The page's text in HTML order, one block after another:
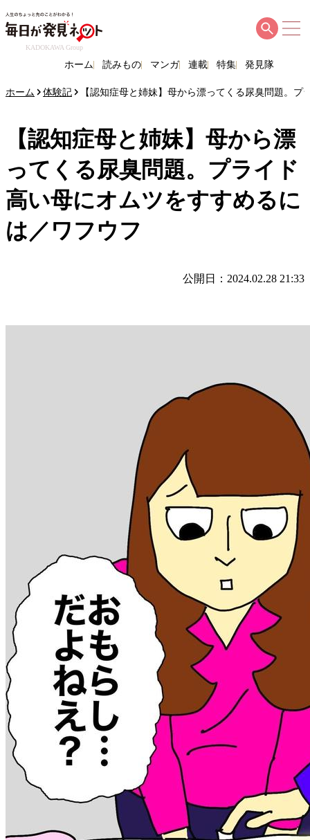
KADOKAWA Group
ホーム 読みもの マンガ 連載 特集 発見隊
ホーム 体験記 【認知症母と姉妹】母から漂ってくる尿臭問題。
【認知症母と姉妹】母から漂
ってくる尿臭問題。プライド
高い母にオムツをすすめるに
は／ワフウフ
公開日：2024.02.28 21:33